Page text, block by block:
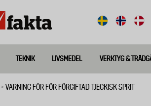
TEKNIK LIVSMEDEL VERKTYG &
VARNING FÖR FÖR FÖRGIFTAD TJECKISK SPRIT